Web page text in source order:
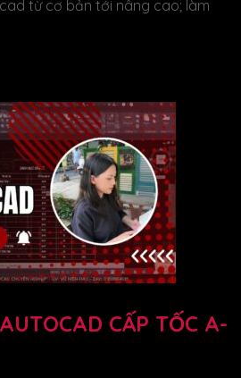
từ cơ bản tới nâng cao; làm
CẤP TỐC A-